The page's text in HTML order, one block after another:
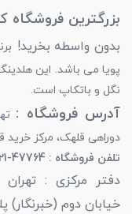
بزرگترین
بدون واسطه بخرید!
پویا می باشد. این
نگل و باتکاپ است.
آدرس فروشگاه :
دوراهی قلهک، مرکز خرید
تلفن فروشگاه : 47764-021 داخلی 120
دفتر مرکزی : تهران
خیابان دوم (خبرنگار)